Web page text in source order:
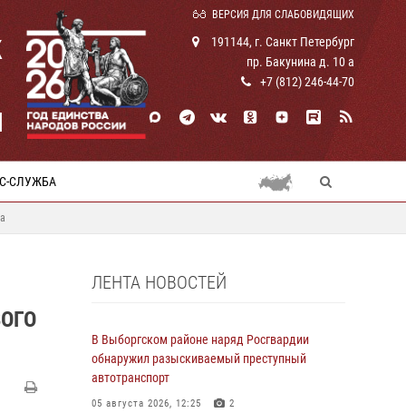
ВЕРСИЯ ДЛЯ СЛАБОВИДЯЩИХ
191144, г. Санкт Петербург
пр. Бакунина д. 10 а
+7 (812) 246-44-70
СЛУЖБА
ЛЕНТА НОВОСТЕЙ
В Выборгском районе наряд Росгвардии
обнаружил разыскиваемый преступный
автотранспорт
05 августа 2026, 12:25 2